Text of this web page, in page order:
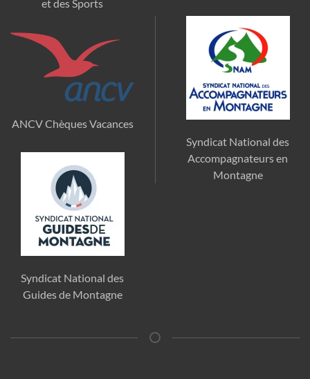
et des Sports
ANCV Chèques Vacances
Syndicat National des
Accompagnateurs en
Montagne
Syndicat National des
Guides de Montagne